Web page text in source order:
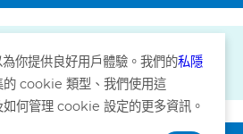
為你提供良好用戶體驗。我們的私隱
的 cookie 類型、我們使用這
如何管理 cookie 設定的更多資訊。